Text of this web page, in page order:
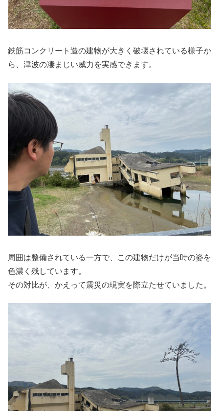
鉄筋コンクリート造の建物が大きく破壊されている様子か
ら、津波の凄まじい威力を実感できます。
周囲は整備されている一方で、この建物だけが当時の姿を
色濃く残しています。
その対比が、かえって震災の現実を際立たせていました。